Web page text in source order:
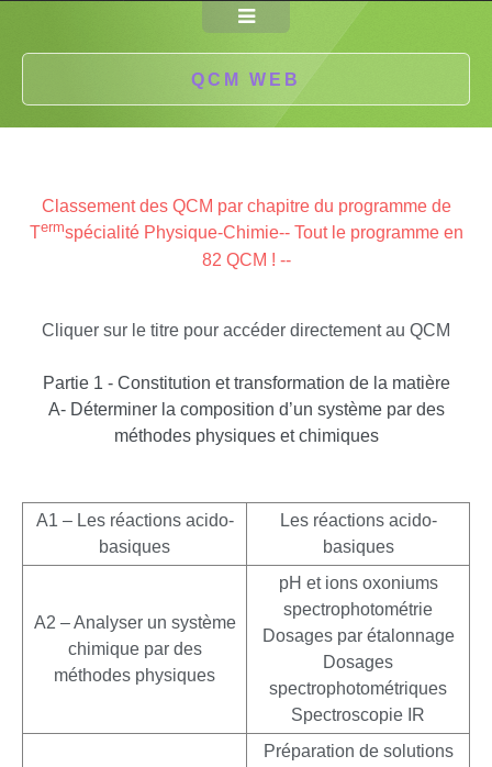
QCM WEB
Classement des QCM par chapitre du programme de
Termspécialité Physique-Chimie-- Tout le programme en
82 QCM ! --
Cliquer sur le titre pour accéder directement au QCM
Partie 1 - Constitution et transformation de la matière
A- Déterminer la composition d’un système par des
méthodes physiques et chimiques
A1 – Les réactions acido-
basiques
Les réactions acido-
basiques
A2 – Analyser un système
chimique par des
méthodes physiques
pH et ions oxoniums
spectrophotométrie
Dosages par étalonnage
Dosages
spectrophotométriques
Spectroscopie IR
Préparation de solutions